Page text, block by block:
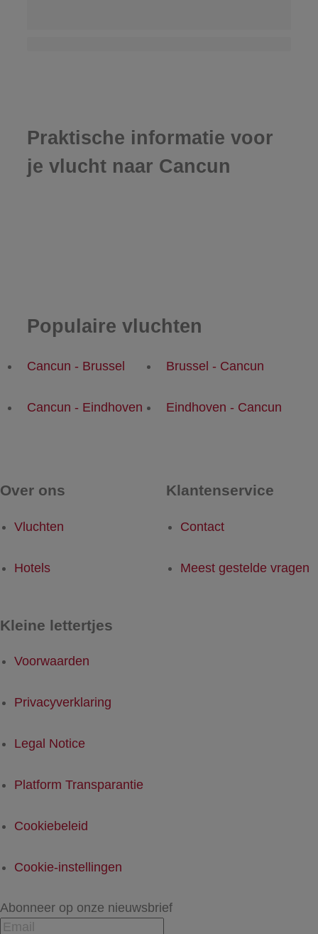
Praktische informatie voor
je vlucht naar Cancun
Populaire vluchten
Cancun - Brussel Brussel - Cancun
Cancun - Eindhoven Eindhoven - Cancun
Over ons
Vluchten
Hotels
Klantenservice
Contact
Meest gestelde vragen
Kleine lettertjes
Voorwaarden
Privacyverklaring
Legal Notice
Platform Transparantie
Cookiebeleid
Cookie-instellingen
Abonneer op onze nieuwsbrief